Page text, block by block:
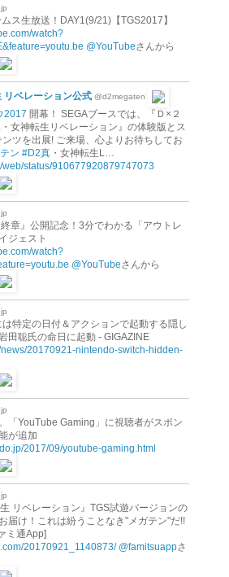
ス生放送！DAY1(9/21)【TGS2017】
watch?
@YouTubeさんから
リベレーション公式 @d2megaten
2017 開幕！ SEGAブースでは、『Ｄ×２
・女神転生リベレーション』の体験版とス
ツを出展! ご来場、心よりお待ちしてお
ン #D2真 ・女神転生L…
web/status/910677920879747073
終章』公開記念！3分でわかる「アウトレ
ジェスト
watch?
@YouTubeさんから
特定の日付＆アクションで起動する隠し
田聡氏の命日に起動 - GIGAZINE
20170921-nintendo-switch-hidden-
「YouTube Gaming」に視聴者がスポン
が追加
2017/09/youtube-gaming.html
リベレーション』TGS試遊バージョンの
届け！これは紛うことなき"メガテン"だ!!
ミ通App]
20170921_1140873/ @famitsuappさ